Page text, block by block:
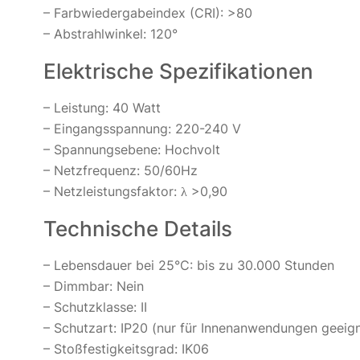
– Farbwiedergabeindex (CRI): >80
– Abstrahlwinkel: 120°
Elektrische Spezifikationen
– Leistung: 40 Watt
– Eingangsspannung: 220-240 V
– Spannungsebene: Hochvolt
– Netzfrequenz: 50/60Hz
– Netzleistungsfaktor: λ >0,90
Technische Details
– Lebensdauer bei 25°C: bis zu 30.000 Stunden
– Dimmbar: Nein
– Schutzklasse: II
– Schutzart: IP20 (nur für Innenanwendungen
– Stoßfestigkeitsgrad: IK06